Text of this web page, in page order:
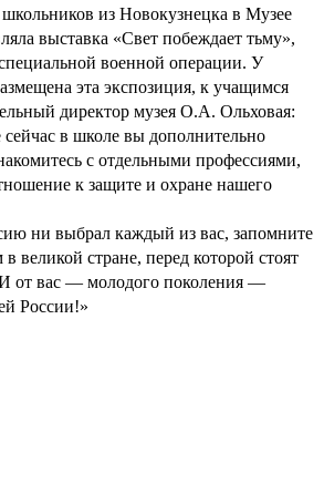
из Новокузнецка в Музее
выставка «Свет побеждает тьму»,
военной операции. У
эта экспозиция, к учащимся
директор музея О.А. Ольховая:
сейчас в школе вы дополнительно
с отдельными профессиями,
к защите и охране нашего
ни выбрал каждый из вас, запомните
великой стране, перед которой стоят
И от вас — молодого поколения —
России!»